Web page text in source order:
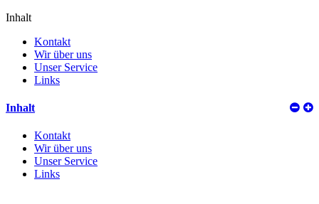
Inhalt
Kontakt
Wir über uns
Unser Service
Links
Inhalt
Kontakt
Wir über uns
Unser Service
Links